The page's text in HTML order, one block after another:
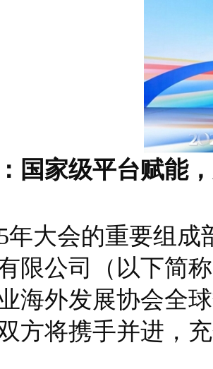
国家级平台赋能
年大会的重要组
限公司（以下简
海外发展协会全
方将携手并进，